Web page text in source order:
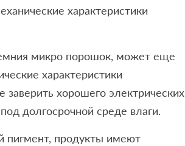
характеристики
микро порошок, может еще
характеристики
хорошего электрических
долгосрочной среде влаги.
пигмент, продукты имеют